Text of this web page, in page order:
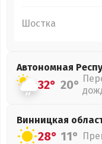
Шостка
Автономная
32° 20°
Винницкая
28° 11°